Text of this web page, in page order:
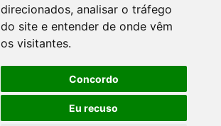
direcionados, analisar o tráfego
do site e entender de onde vêm
os visitantes.
Concordo
Eu recuso